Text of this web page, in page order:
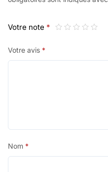
Votre note *
Votre avis *
Nom *